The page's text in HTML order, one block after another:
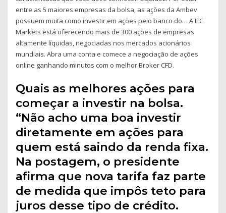
entre as 5 maiores empresas da bolsa, as ações da Ambev
possuem muita como investir em ações pelo banco do… A IFC
Markets está oferecendo mais de 300 ações de empresas
altamente líquidas, negociadas nos mercados acionários
mundiais. Abra uma conta e comece a negociação de ações
online ganhando minutos com o melhor Broker CFD.
Quais as melhores ações para
começar a investir na bolsa.
“Não acho uma boa investir
diretamente em ações para
quem está saindo da renda fixa.
Na postagem, o presidente
afirma que nova tarifa faz parte
de medida que impôs teto para
juros desse tipo de crédito.